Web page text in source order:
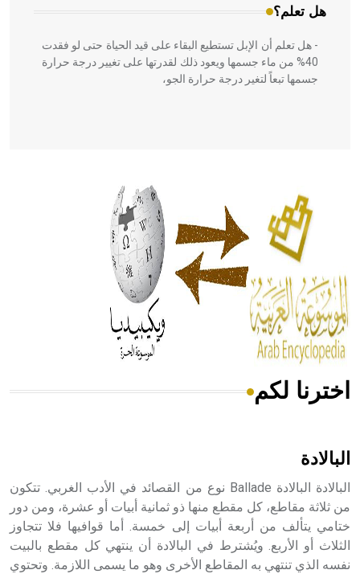
هل تعلم؟
- هل تعلم أن الإبل تستطيع البقاء على قيد الحياة حتى لو فقدت
40% من ماء جسمها ويعود ذلك لقدرتها على تغيير درجة حرارة
جسمها تبعاً لتغير درجة حرارة الجو،
الحكم، الأدلة، تنظيم التغذية، ورسالته في جروح الرأس. ويعود
له الفضل بأنه حرر الطب من الدين والفلسفة.
- هل تعلم أن المرجان إفراز حيواني يتكون في البحر ويتركب
من مادة كربونات الكلسيوم، وهو أحمر أو شديد الحمرة وهو
أجود أنواعه، ويمتاز بكبر الحجم ويسمى الش
هل تعلم أن الأبسيد كلمة فرنسية اللفظ تم اعتمادها مصطلحاً
- هل تعلم أن أبجر Abgar اسم معروف جيداً يعود إلى عدد من
الملوك الذين حكموا مدينة إديسا (الرها) من أبجر الأول وحتى
التاسع، وهم ينتسبون إلى أسرة أوسروين
اخترنا لكم
البالادة
البالادة البالادة Ballade نوع من القصائد في الأدب الغربي. تتكون
من ثلاثة مقاطع، كل مقطع منها ذو ثمانية أبيات أو عشرة، ومن دور
ختامي يتألف من أربعة أبيات إلى خمسة. أما قوافيها فلا تتجاوز
الثلاث أو الأربع. ويُشترط في البالادة أن ينتهي كل مقطع بالبيت
نفسه الذي تنتهي به المقاطع الأخرى وهو ما يسمى اللازمة. وتحتوي